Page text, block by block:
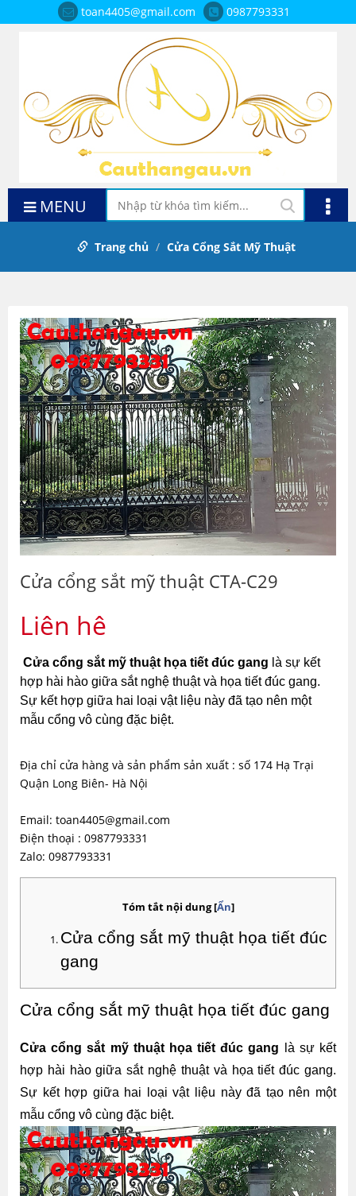
toan4405@gmail.com 0987793331
MENU
Trang chủ Cửa Cổng Sắt Mỹ Thuật
Cửa cổng sắt mỹ thuật CTA-C29
Liên hệ
Cửa cổng sắt mỹ thuật họa tiết đúc gang là sự kết
hợp hài hào giữa sắt nghệ thuật và họa tiết đúc gang.
Sự kết hợp giữa hai loại vật liệu này đã tạo nên một
mẫu cổng vô cùng đặc biệt.
Địa chỉ cửa hàng và sản phẩm sản xuất : số 174 Hạ Trại
Quận Long Biên- Hà Nội
Email: toan4405@gmail.com
Điện thoại : 0987793331
Zalo: 0987793331
Tóm tắt nội dung[Ẩn]
Cửa cổng sắt mỹ thuật họa tiết đúc
gang
Cửa cổng sắt mỹ thuật họa tiết đúc gang
Cửa cổng sắt mỹ thuật họa tiết đúc gang là sự kết
hợp hài hào giữa sắt nghệ thuật và họa tiết đúc gang.
Sự kết hợp giữa hai loại vật liệu này đã tạo nên một
mẫu cổng vô cùng đặc biệt.